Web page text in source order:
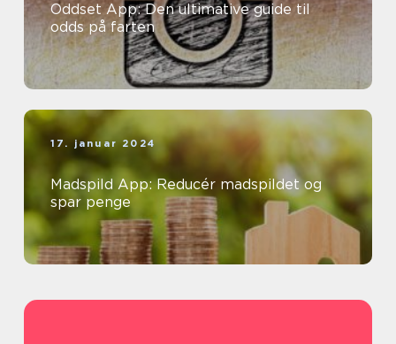
Oddset App: Den ultimative guide til
odds på farten
17. januar 2024
Madspild App: Reducér madspildet og
spar penge